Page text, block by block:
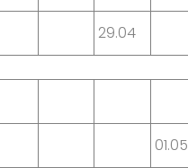
29.04
01.05